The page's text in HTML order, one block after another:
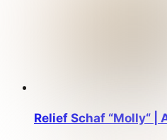
Relief Schaf “Molly“